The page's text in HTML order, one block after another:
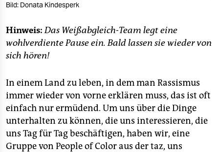
verlag
veranstaltungen
shop
unterstützen
abo
genossenschaft
epaper login
Bild: Donata Kindesperk
Hinweis:Das Weißabgleich-Team legt eine
wohlverdiente Pause ein. Bald lassen sie wieder von
sich hören!
In einem Land zu leben, in dem man Rassismus
immer wieder von vorne erklären muss, das ist oft
einfach nur ermüdend. Um uns über die Dinge
unterhalten zu können, die uns interessieren, die
uns Tag für Tag beschäftigen, haben wir, eine
Gruppe von People of Color aus der taz, uns